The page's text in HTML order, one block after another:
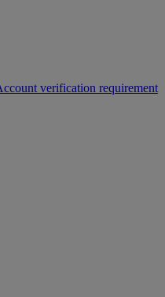
verification requirement